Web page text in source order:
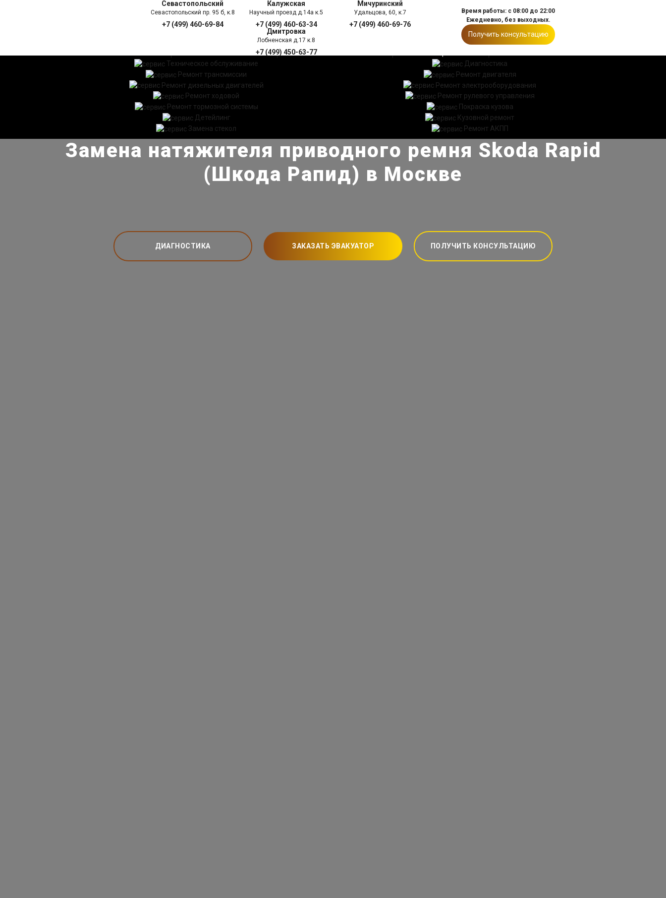
Севастопольский
Севастопольский пр. 95 б, к.8
+7 (499) 460-69-84
Калужская
Научный проезд д.14а к.5
+7 (499) 460-63-34
Мичуринский
Удальцова, 60, к.7
+7 (499) 460-69-76
Дмитровка
Лобненская д.17 к.8
+7 (499) 450-63-77
Время работы: с 08:00 до 22:00
Ежедневно, без выходных.
Получить консультацию
ПРАЙС ЛИСТ
Техническое обслуживание
Диагностика
Ремонт трансмиссии
Ремонт двигателя
Ремонт дизельных двигателей
Ремонт электрооборудования
Ремонт ходовой
Ремонт рулевого управления
Ремонт тормозной системы
Покраска кузова
Детейлинг
Кузовной ремонт
Замена стекол
Ремонт АКПП
Замена натяжителя приводного ремня Skoda Rapid
(Шкода Рапид) в Москве
ДИАГНОСТИКА ЗАКАЗАТЬ ЭВАКУАТОР ПОЛУЧИТЬ КОНСУЛЬТАЦИЮ